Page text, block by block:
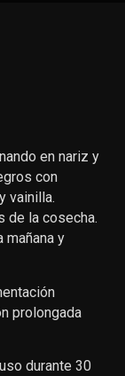
en nariz y
con
vainilla.
de la cosecha.
mañana y
prolongada
durante 30